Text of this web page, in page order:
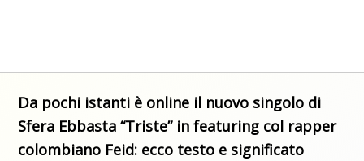
Da pochi istanti è online il nuovo singolo di
Sfera Ebbasta “Triste” in featuring col rapper
colombiano Feid: ecco testo e significato